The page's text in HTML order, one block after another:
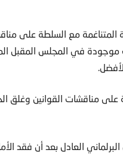
مع السلطة على
في المجلس المقبل
مناقشات القوانين وغلق
العادل بعد أن فقد